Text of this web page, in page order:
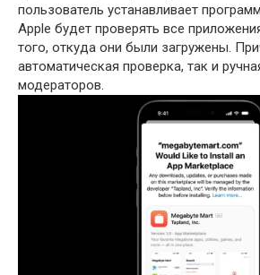
пользователь устанавливает
Apple будет проверять все
того, откуда они были загружены.
автоматическая проверка, так и
модераторов.